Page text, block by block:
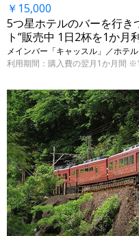
￥15,000
5つ星ホテルのバーを行き
ト”販売中 1日2杯を1か月
メインバー「キャッスル」／ホテ
利用期間：購入費の翌月1か月間
←